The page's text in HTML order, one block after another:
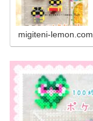
migiteni-lemon.com